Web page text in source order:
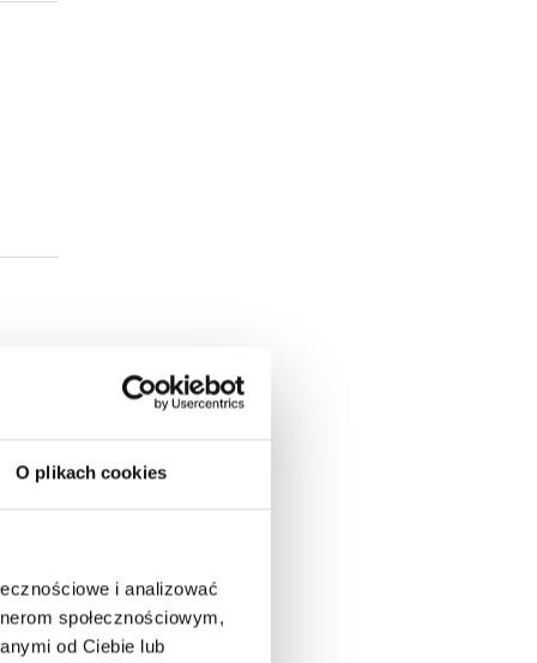
O plikach cookies
i analizować
społecznościowym,
od Ciebie lub